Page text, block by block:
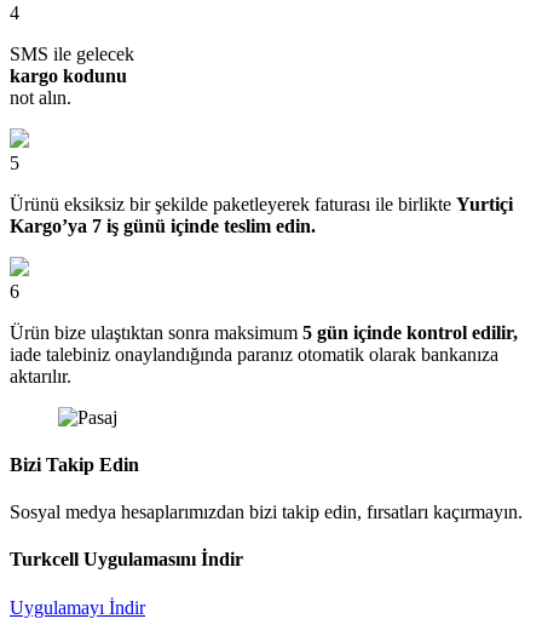
4
SMS ile gelecek
kargo kodunu
not alın.
5
Ürünü eksiksiz bir şekilde paketleyerek faturası ile birlikte Yurtiçi
Kargo’ya 7 iş günü içinde teslim edin.
6
Ürün bize ulaştıktan sonra maksimum 5 gün içinde kontrol edilir,
iade talebiniz onaylandığında paranız otomatik olarak bankanıza
aktarılır.
Bizi Takip Edin
Sosyal medya hesaplarımızdan bizi takip edin, fırsatları kaçırmayın.
Turkcell Uygulamasını İndir
Uygulamayı İndir